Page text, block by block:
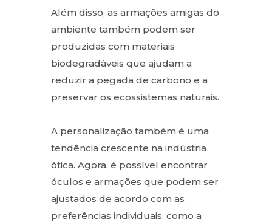
Além disso, as armações amigas do
ambiente também podem ser
produzidas com materiais
biodegradáveis que ajudam a
reduzir a pegada de carbono e a
preservar os ecossistemas naturais.
A personalização também é uma
tendência crescente na indústria
ótica. Agora, é possível encontrar
óculos e armações que podem ser
ajustados de acordo com as
preferências individuais, como a